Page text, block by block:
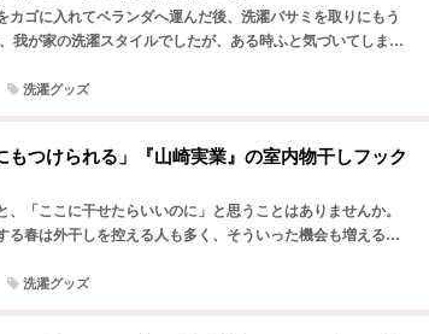
カゴに入れてベランダへ運んだ後、洗濯バサミを取りにもう
我が家の洗濯スタイルでしたが、ある時ふと気づいてしまい
洗濯グッズ
もつけられる」『山崎実業』の室内物干しフック
、「ここに干せたらいいのに」と思うことはありませんか。
る春は外干しを控える人も多く、そういった機会も増えるで
洗濯グッズ